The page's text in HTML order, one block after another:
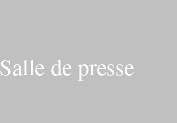
Salle de presse